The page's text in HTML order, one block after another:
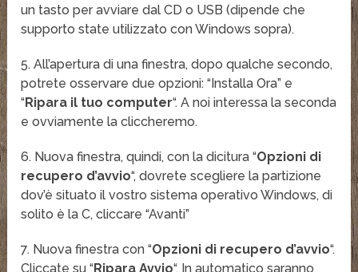
un tasto per avviare dal CD o USB (dipende che
supporto state utilizzato con Windows sopra).
5. All’apertura di una finestra, dopo qualche secondo,
potrete osservare due opzioni: “Installa Ora” e
“Ripara il tuo computer“. A noi interessa la seconda
e ovviamente la cliccheremo.
6. Nuova finestra, quindi, con la dicitura “Opzioni di
recupero d’avvio“, dovrete scegliere la partizione
dov’è situato il vostro sistema operativo Windows, di
solito è la C, cliccare “Avanti”
7. Nuova finestra con “Opzioni di recupero d’avvio“.
Cliccate su “Ripara Avvio“. In automatico saranno